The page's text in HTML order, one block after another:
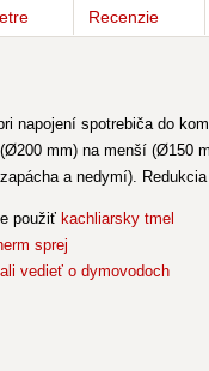
Recenzie
napojení spotrebiča do
mm) na menší
a nedymí).
použiť kachliarsky tmel
sprej
vedieť o dymovodoch